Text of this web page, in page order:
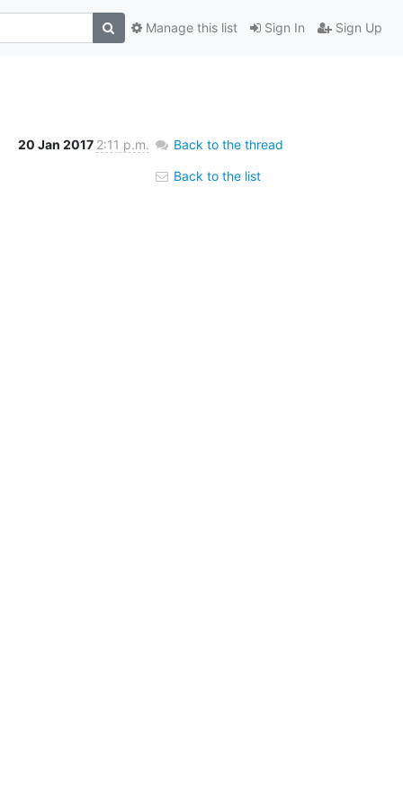
Sign In Sign Up
Manage this list
20 Jan 2017 2:11 p.m. Back to the thread
Back to the list